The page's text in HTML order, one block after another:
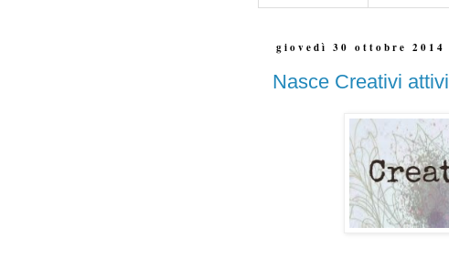
giovedì 30 ottobre 2014
Nasce Creativi attivi